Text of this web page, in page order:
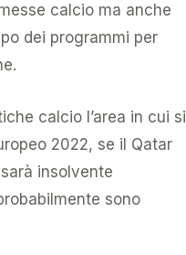
calcio ma anche
dei programmi per
calcio l’area in cui si
2022, se il Qatar
insolvente
sono